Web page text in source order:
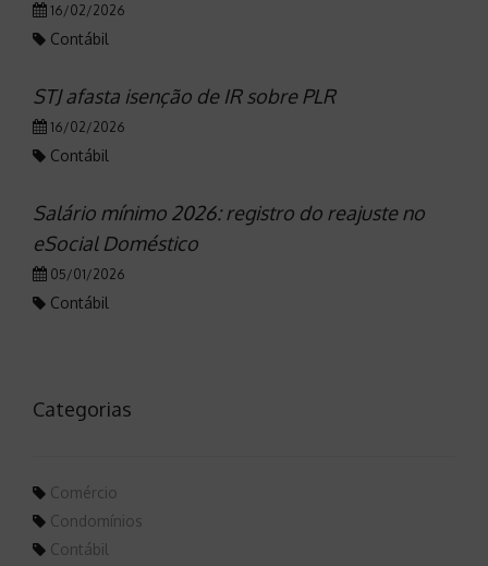
16/02/2026
Contábil
STJ afasta isenção de IR sobre PLR
16/02/2026
Contábil
Salário mínimo 2026: registro do reajuste no
eSocial Doméstico
05/01/2026
Contábil
Categorias
Comércio
Condomínios
Contábil